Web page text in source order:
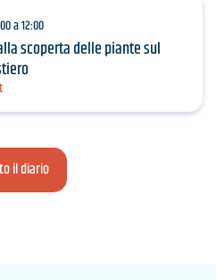
a 12:00
scoperta delle piante sul
il diario